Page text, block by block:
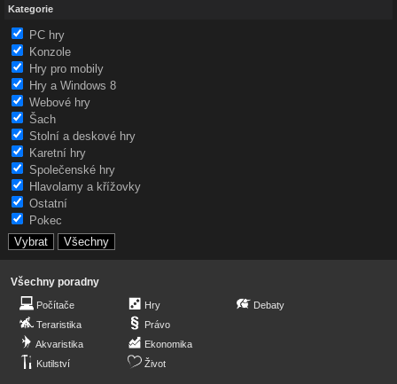
Kategorie
PC hry
Konzole
Hry pro mobily
Hry a Windows 8
Webové hry
Šach
Stolní a deskové hry
Karetní hry
Společenské hry
Hlavolamy a křížovky
Ostatní
Pokec
Všechny poradny
Počítače
Teraristika
Akvaristika
Kutilství
Hry
Právo
Ekonomika
Život
Debaty